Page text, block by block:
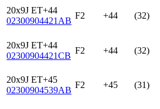
20x9J ET+44
02300904421AB
F2 +44 (32)
20x9J ET+44
02300904421CB
F2 +44 (32)
20x9J ET+45
02300904539AB
F2 +45 (31)